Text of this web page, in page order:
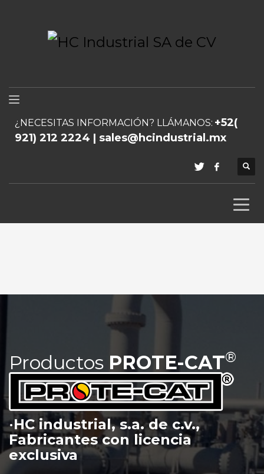
¿NECESITAS INFORMACIÓN? LLÁMANOS: +52(
921) 212 2224 | sales@hcindustrial.mx
Productos PROTE-CAT®
•HC industrial, s.a. de c.v.,
Fabricantes con licencia
exclusiva